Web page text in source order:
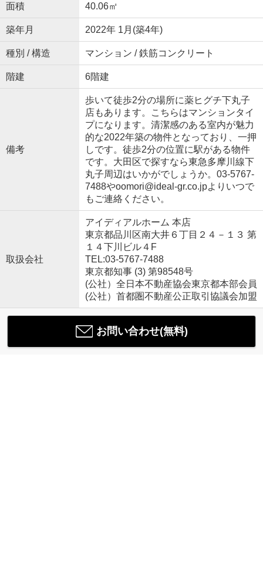
面積 40.06㎡
築年月 2022年 1月(築4年)
種別 / 構造 マンション / 鉄筋コンクリート
階建 6階建
備考
歩いて徒歩2分の場所に薬ヒグチ下丸子
店もあります。こちらはマンションタイ
プになります。清潔感のある室内が魅力
的な2022年築の物件となっており、一押
しです。徒歩2分の位置に駅がある物件
です。大田区で探すなら東急多摩川線下
丸子周辺はいかがでしょうか。03-5767-
7488やoomori@ideal-gr.co.jpよりいつで
もご連絡ください。
取扱会社
アイディアルホーム 本店
東京都品川区南大井６丁目２４－１３ 第
１４下川ビル４F
TEL:03-5767-7488
東京都知事 (3) 第98548号
(公社）全日本不動産協会東京都本部会員
(公社）首都圏不動産公正取引協議会加盟
お問い合わせ(無料)